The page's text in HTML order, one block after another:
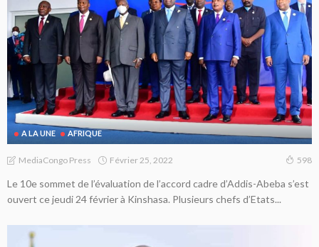
A LA UNE AFRIQUE
MediaCongo Press Février 25, 2022 598
Le 10e sommet de l’évaluation de l’accord cadre d’Addis-Abeba s’est
ouvert ce jeudi 24 février à Kinshasa. Plusieurs chefs d’Etats...